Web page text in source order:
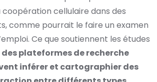
cellulaire dans des
comme pourrait le faire un examen
Ce que soutiennent les études
des plateformes de recherche
inférer et cartographier des